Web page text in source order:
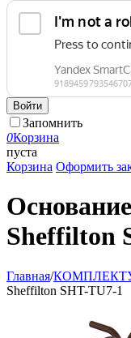
Войти
Запомнить
0Корзина
пуста
Корзина Оформить
Sheffilton
Главная/
Sheffilton SHT-TU7-1